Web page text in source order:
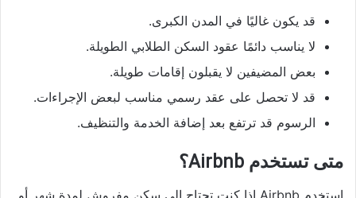
قد يكون غاليًا في المدن الكبرى.
لا يناسب دائمًا عقود السكن الطلابي الطويلة.
بعض المضيفين لا يقبلون إقامات طويلة.
قد لا تحصل على عقد رسمي مناسب لبعض الإجراءات.
الرسوم قد ترتفع بعد إضافة الخدمة والتنظيف.
متى تستخدم Airbnb؟
استخدم Airbnb إذا كنت تحتاج إلى سكن مفروش لمدة شهر أو